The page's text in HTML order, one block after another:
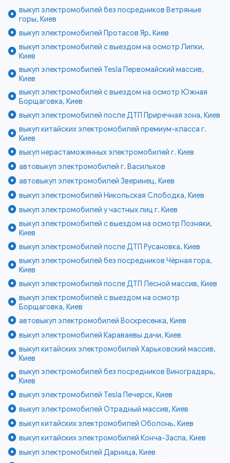
выкуп электромобилей без посредников Ветряные
горы, Киев
выкуп электромобилей Протасов Яр, Киев
выкуп электромобилей с выездом на осмотр Липки,
Киев
выкуп электромобилей Tesla Первомайский массив,
Киев
выкуп электромобилей с выездом на осмотр Южная
Борщаговка, Киев
выкуп электромобилей после ДТП Приречная зона, Киев
выкуп китайских электромобилей премиум-класса г.
Киев
выкуп нерастаможенных электромобилей г. Киев
автовыкуп электромобилей г. Васильков
автовыкуп электромобилей Зверинец, Киев
выкуп электромобилей Никольская Слободка, Киев
выкуп электромобилей у частных лиц г. Киев
выкуп электромобилей с выездом на осмотр Позняки,
Киев
выкуп электромобилей после ДТП Русановка, Киев
выкуп электромобилей без посредников Чёрная гора,
Киев
выкуп электромобилей после ДТП Лесной массив, Киев
выкуп электромобилей с выездом на осмотр
Борщаговка, Киев
автовыкуп электромобилей Воскресенка, Киев
выкуп электромобилей Караваевы дачи, Киев
выкуп китайских электромобилей Харьковский массив,
Киев
выкуп электромобилей без посредников Виноградарь,
Киев
выкуп электромобилей Tesla Печерск, Киев
выкуп электромобилей Отрадный массив, Киев
выкуп китайских электромобилей Оболонь, Киев
выкуп китайских электромобилей Конча-Заспа, Киев
выкуп электромобилей Дарница, Киев